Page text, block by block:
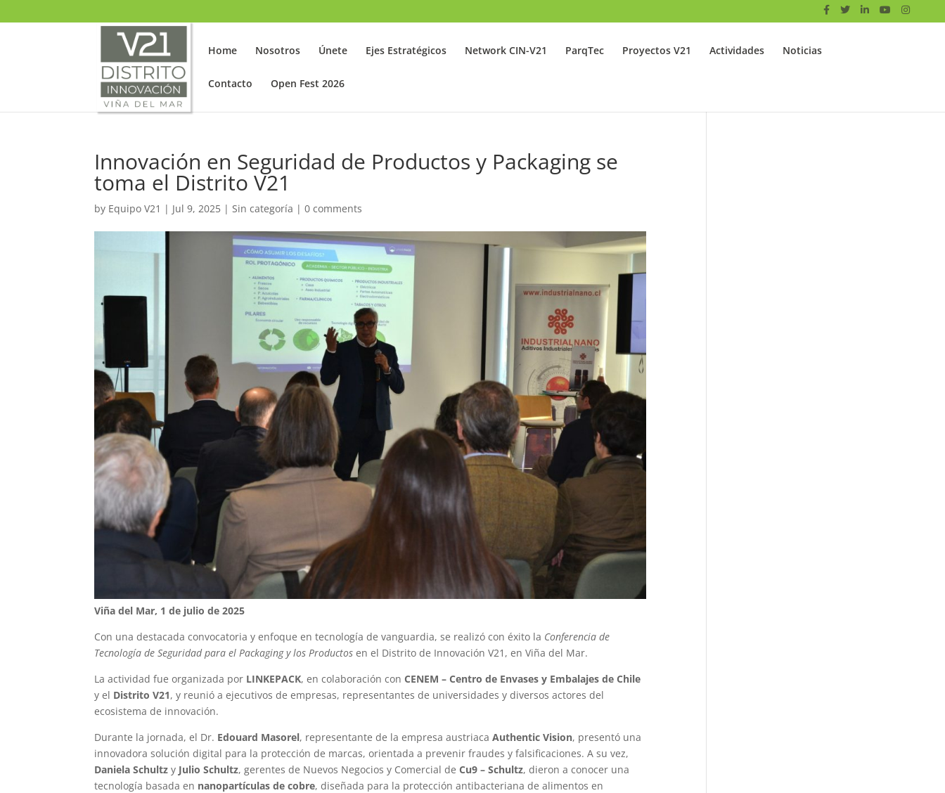
Home Nosotros Únete Ejes Estratégicos Network CIN-V21 ParqTec Proyectos V21 Actividades Noticias
Contacto Open Fest 2026
Innovación en Seguridad de Productos y Packaging se
toma el Distrito V21
by Equipo V21 | Jul 9, 2025 |Sin categoría |0 comments
Viña del Mar, 1 de julio de 2025
Con una destacada convocatoria y enfoque en tecnología de vanguardia, se realizó con éxito la Conferencia de
Tecnología de Seguridad para el Packaging y los Productos en el Distrito de Innovación V21, en Viña del Mar.
La actividad fue organizada por LINKEPACK, en colaboración conCENEM – Centro de Envases y Embalajes de Chile
y el Distrito V21, y reunió a ejecutivos de empresas, representantes de universidades y diversos actores del
ecosistema de innovación.
Durante la jornada, el Dr. Edouard Masorel, representante de la empresa austriacaAuthentic Vision, presentó una
innovadora solución digital para la protección de marcas, orientada a prevenir fraudes y falsificaciones. A su vez,
Daniela Schultz y Julio Schultz, gerentes de Nuevos Negocios y Comercial deCu9 – Schultz, dieron a conocer una
tecnología basada en nanopartículas de cobre, diseñada para la protección antibacteriana de alimentos en